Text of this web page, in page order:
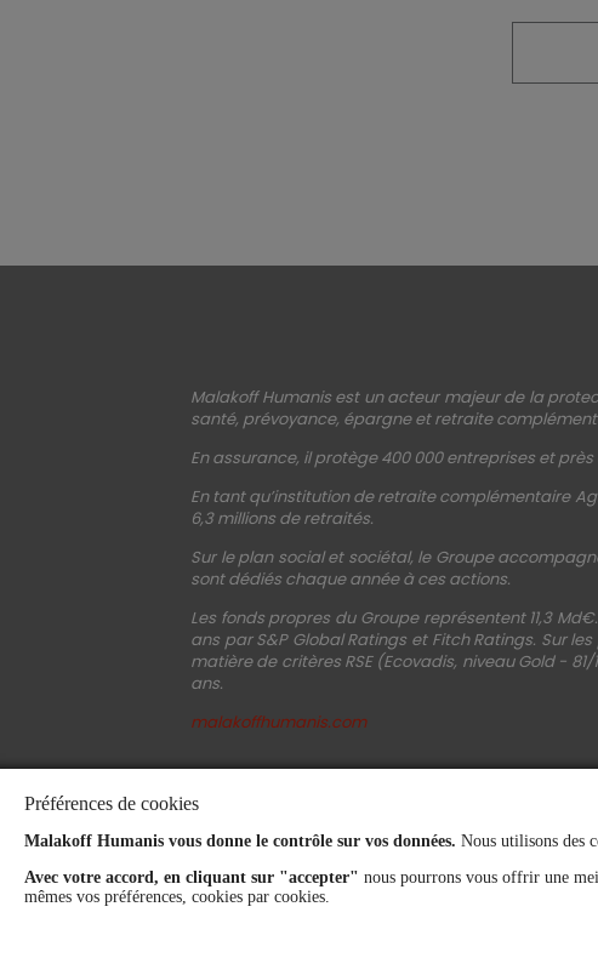
Malakoff Humanis est un acteur majeur de la
santé, prévoyance, épargne et retraite
En assurance, il protège 400 000 entreprises et près
En tant qu’institution de retraite complémentaire
6,3 millions de retraités.
Sur le plan social et sociétal, le Groupe
sont dédiés chaque année à ces actions.
Les fonds propres du Groupe représentent 11,3
ans par S&P Global Ratings et Fitch Ratings. Sur
matière de critères RSE (Ecovadis, niveau Gold -
ans.
malakoffhumanis.com
Préférences de cookies
Malakoff Humanis vous donne le contrôle sur vos données. Nous utilisons des
Avec votre accord, en cliquant sur "accepter" nous pourrons vous offrir une
mêmes vos préférences, cookies par cookies.